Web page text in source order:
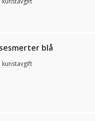
blå
kunstavgift